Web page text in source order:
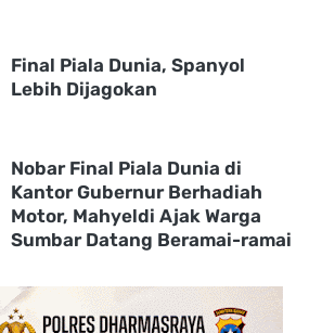
Final Piala Dunia, Spanyol
Lebih Dijagokan
Nobar Final Piala Dunia di
Kantor Gubernur Berhadiah
Motor, Mahyeldi Ajak Warga
Sumbar Datang Beramai-ramai